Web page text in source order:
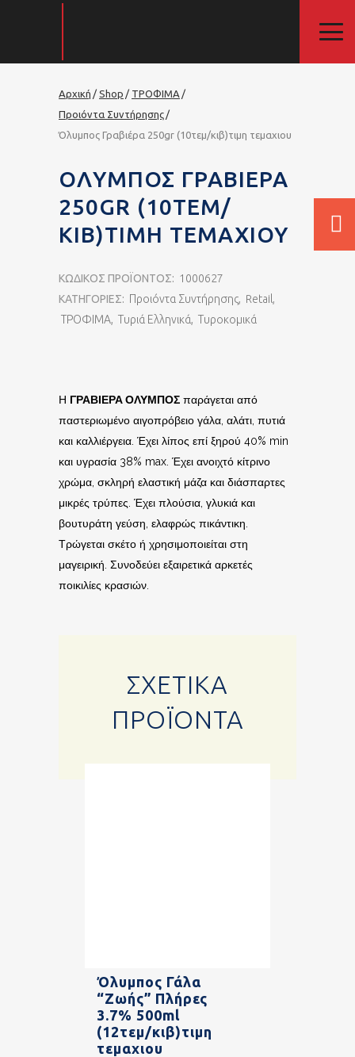
Αρχική Shop
ΤΡΟΦΙΜΑ
Προιόντα Συντήρησης
Όλυμπος Γραβιέρα 250gr (10τεμ/κιβ)τιμη τεμαχιου
ΌΛΥΜΠΟΣ ΓΡΑΒΙΈΡΑ
250GR (10ΤΕΜ/
ΚΙΒ)ΤΙΜΗ ΤΕΜΑΧΙΟΥ
ΚΩΔΙΚΌΣ ΠΡΟΪΌΝΤΟΣ: 1000627
ΚΑΤΗΓΟΡΊΕΣ: Προιόντα Συντήρησης, Retail ,
ΤΡΟΦΙΜΑ, Τυριά Ελληνικά, Τυροκομικά
Η ΓΡΑΒΙΕΡΑ ΟΛΥΜΠΟΣ παράγεται από
παστεριωμένο αιγοπρόβειο γάλα, αλάτι, πυτιά
και καλλιέργεια. Έχει λίπος επί ξηρού 40% min
και υγρασία 38% max. Έχει ανοιχτό κίτρινο
χρώμα, σκληρή ελαστική μάζα και διάσπαρτες
μικρές τρύπες. Έχει πλούσια, γλυκιά και
βουτυράτη γεύση, ελαφρώς πικάντικη.
Τρώγεται σκέτο ή χρησιμοποιείται στη
μαγειρική. Συνοδεύει εξαιρετικά αρκετές
ποικιλίες κρασιών.
ΣΧΕΤΙΚΆ
ΠΡΟΪΌΝΤΑ
Όλυμπος Γάλα
“Ζωής” Πλήρες
3.7% 500ml
(12τεμ/κιβ)τιμη
τεμαχιου